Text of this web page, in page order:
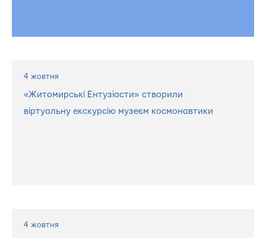
4 жовтня
«Житомирські Ентузіасти» створили
віртуальну екскурсію музеєм космонавтики
4 жовтня